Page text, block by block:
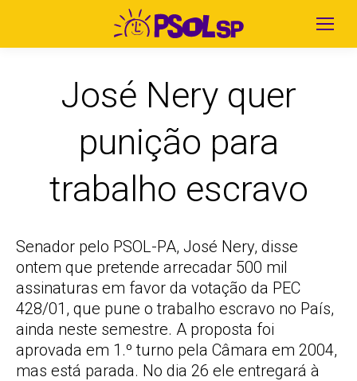
José Nery quer
punição para
trabalho escravo
Senador pelo PSOL-PA, José Nery, disse
ontem que pretende arrecadar 500 mil
assinaturas em favor da votação da PEC
428/01, que pune o trabalho escravo no País,
ainda neste semestre. A proposta foi
aprovada em 1.º turno pela Câmara em 2004,
mas está parada. No dia 26 ele entregará à